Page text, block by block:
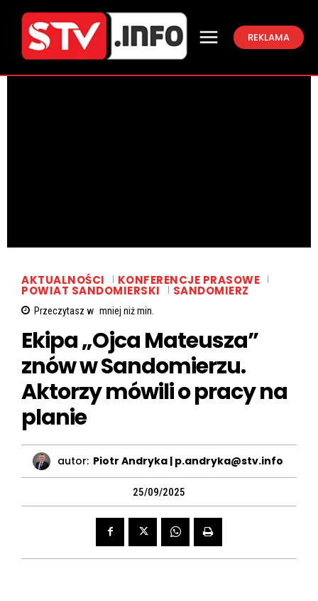
REKLAMA
AKTUALNOŚCI KONFERENCJE PRASOWE
POWIAT SANDOMIERSKI SANDOMIERZ
Przeczytasz w mniej niżmin.
Ekipa „Ojca Mateusza”
znów w Sandomierzu.
Aktorzy mówili o pracy na
planie
autor: Piotr Andryka | p.andryka@stv.info
25/09/2025